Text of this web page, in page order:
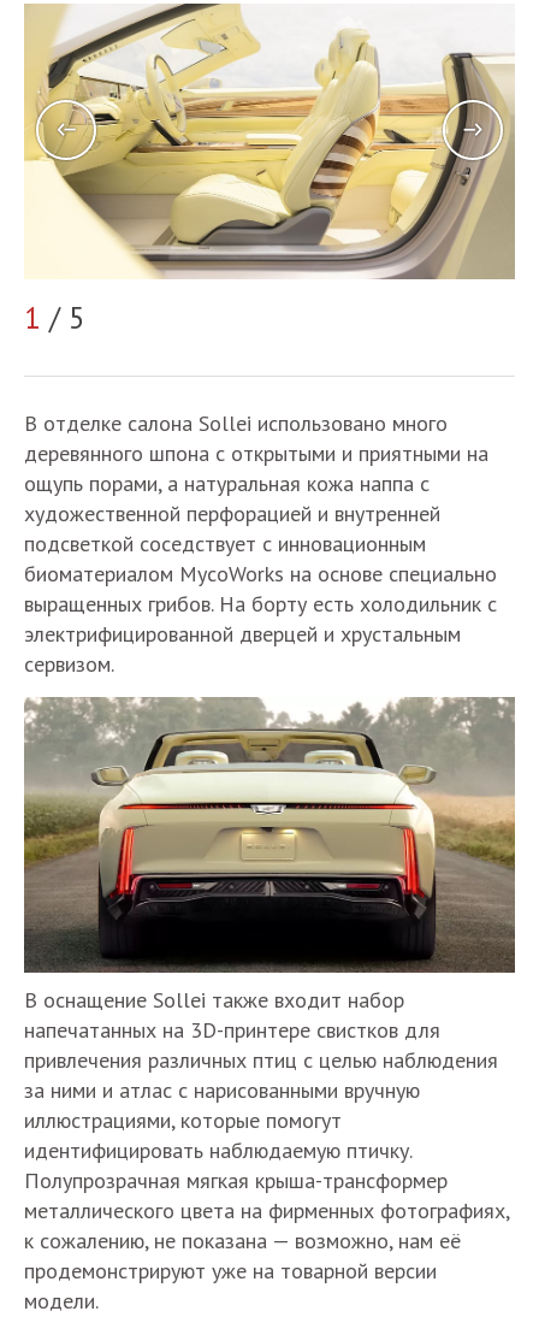
1 / 5
В отделке салона Sollei использовано много
деревянного шпона с открытыми и приятными на
ощупь порами, а натуральная кожа наппа с
художественной перфорацией и внутренней
подсветкой соседствует с инновационным
биоматериалом MycoWorks на основе специально
выращенных грибов. На борту есть холодильник с
электрифицированной дверцей и хрустальным
сервизом.
В оснащение Sollei также входит набор
напечатанных на 3D-принтере свистков для
привлечения различных птиц с целью наблюдения
за ними и атлас с нарисованными вручную
иллюстрациями, которые помогут
идентифицировать наблюдаемую птичку.
Полупрозрачная мягкая крыша-трансформер
металлического цвета на фирменных фотографиях,
к сожалению, не показана — возможно, нам её
продемонстрируют уже на товарной версии
модели.